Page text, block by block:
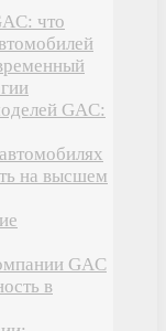
что
GAC:
на высшем
GAC
в